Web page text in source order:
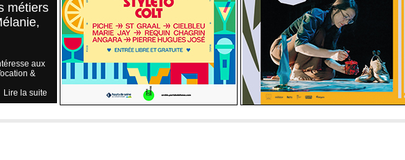
métiers
aux
&
Lire la suite